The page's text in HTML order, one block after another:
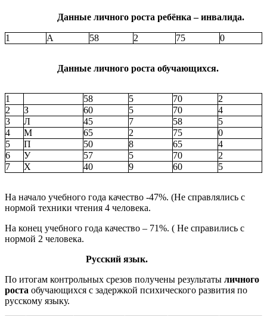
Данные личного роста ребёнка – инвалида.
1 А 58 2 75 0
Данные личного роста обучающихся.
1 58 5 70
2
2
З 60 5 70
4
3
Л 45 7 58
5
4
М 65 2 75
0
5
П 50 8 65
4
6
У 57 5 70
2
7
Х 40 9 60 5
На начало учебного года качество -47%. (Не справлялись с
нормой техники чтения 4 человека.
На конец учебного года качество – 71%. ( Не справились с
нормой 2 человека.
Русский язык.
По итогам контрольных срезов получены результаты личного
роста обучающихся с задержкой психического развития по
русскому языку.